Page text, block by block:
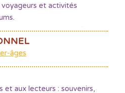
voyageurs et activités
âges
et aux lecteurs : souvenirs,